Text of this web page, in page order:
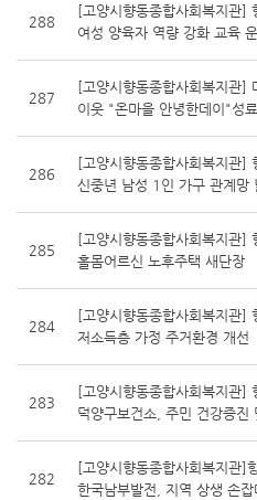
288
[고양시향동종합사회복지관]
여성 양육자 역량 강화 교육
287
[고양시향동종합사회복지관]
이웃 "온마을 안녕한데이"성료
286
[고양시향동종합사회복지관]
신중년 남성 1인 가구 관계망
285
[고양시향동종합사회복지관]
홀몸어르신 노후주택 새단장
284
[고양시향동종합사회복지관]
저소득층 가정 주거환경 개선
283
[고양시향동종합사회복지관]
덕양구보건소, 주민 건강증진
282
[고양시향동종합사회복지관]
한국남부발전, 지역 상생 손잡